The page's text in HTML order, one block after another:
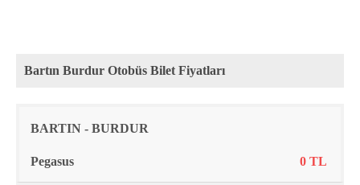
Bartın Burdur Otobüs Bilet Fiyatları
Rota Firma Fiyat
BARTIN - BURDUR
Pegasus 0 TL